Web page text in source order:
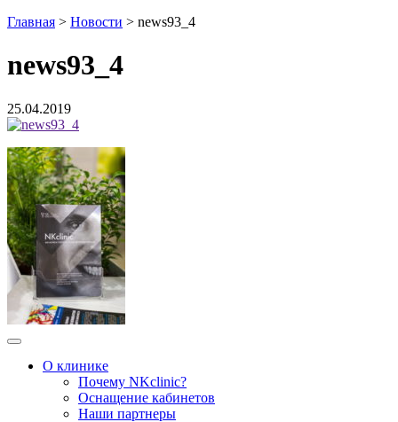
Главная > Новости > news93_4
news93_4
25.04.2019
О клинике
Почему NKclinic?
Оснащение кабинетов
Наши партнеры